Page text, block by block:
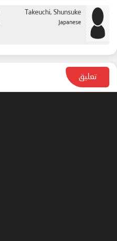
Takeuchi, Shunsuke
Japanese
تعليق